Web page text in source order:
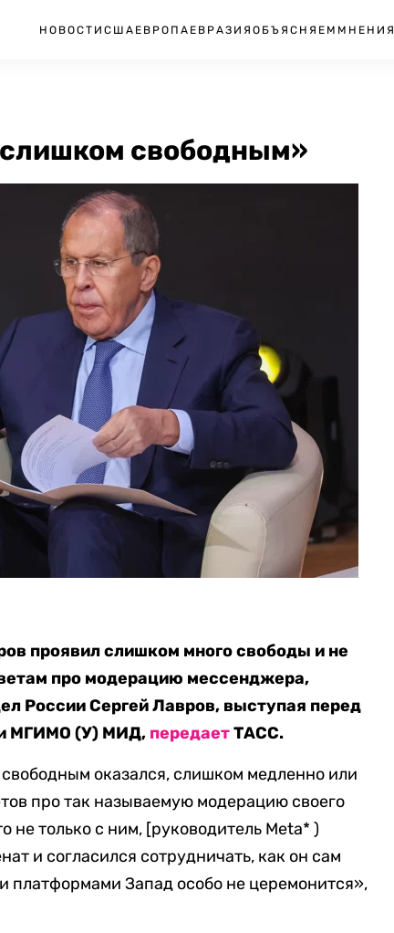
НОВОСТИ США ЕВРОПА ЕВРАЗИЯ ОБЪЯСНЯЕМ МНЕНИЯ
свободным»
проявил слишком много свободы и не
про модерацию мессенджера,
России Сергей Лавров, выступая перед
МГИМО (У) МИД, передаетТАСС.
оказался, слишком медленно или
про так называемую модерацию своего
не только с ним, [руководитель Meta* )
и согласился сотрудничать, как он сам
платформами Запад особо не церемонится»,